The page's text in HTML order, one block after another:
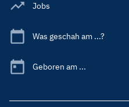
Jobs
Was geschah am ...?
Geboren am ...